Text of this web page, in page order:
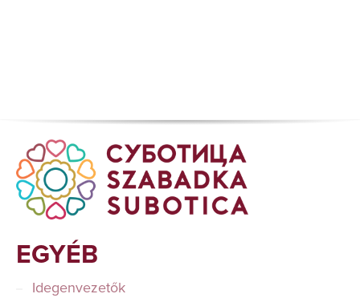
EGYÉB
Idegenvezetők